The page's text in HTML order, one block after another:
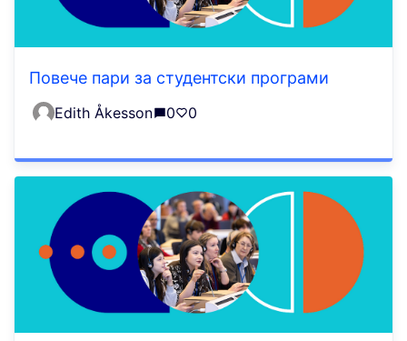
Повече пари за студентски програми
Edith Åkesson 0 0